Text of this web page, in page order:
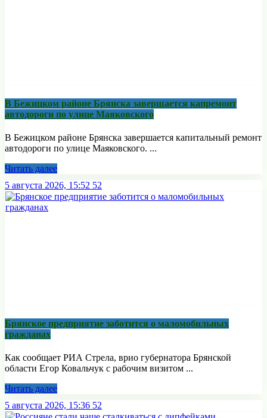
В Бежицком районе Брянска завершается капремонт
автодороги по улице Маяковского
В Бежицком районе Брянска завершается капитальный ремонт
автодороги по улице Маяковского. ...
Читать далее
5 августа 2026, 15:52 52
Брянское предприятие заботится о маломобильных
гражданах
Как сообщает РИА Стрела, врио губернатора Брянской
области Егор Ковальчук с рабочим визитом ...
Читать далее
5 августа 2026, 15:36 52